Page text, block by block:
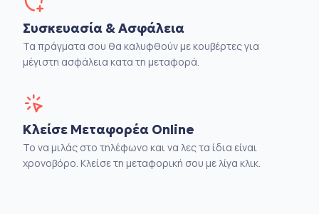
Συσκευασία & Ασφάλεια
Τα πράγματα σου θα καλυφθούν με κουβέρτες για
μέγιστη ασφάλεια κατα τη μεταφορά.
Κλείσε Μεταφορέα Online
Το να μιλάς στο τηλέφωνο και να λες τα ίδια είναι
χρονοβόρο. Κλείσε τη μεταφορική σου με λίγα κλικ.